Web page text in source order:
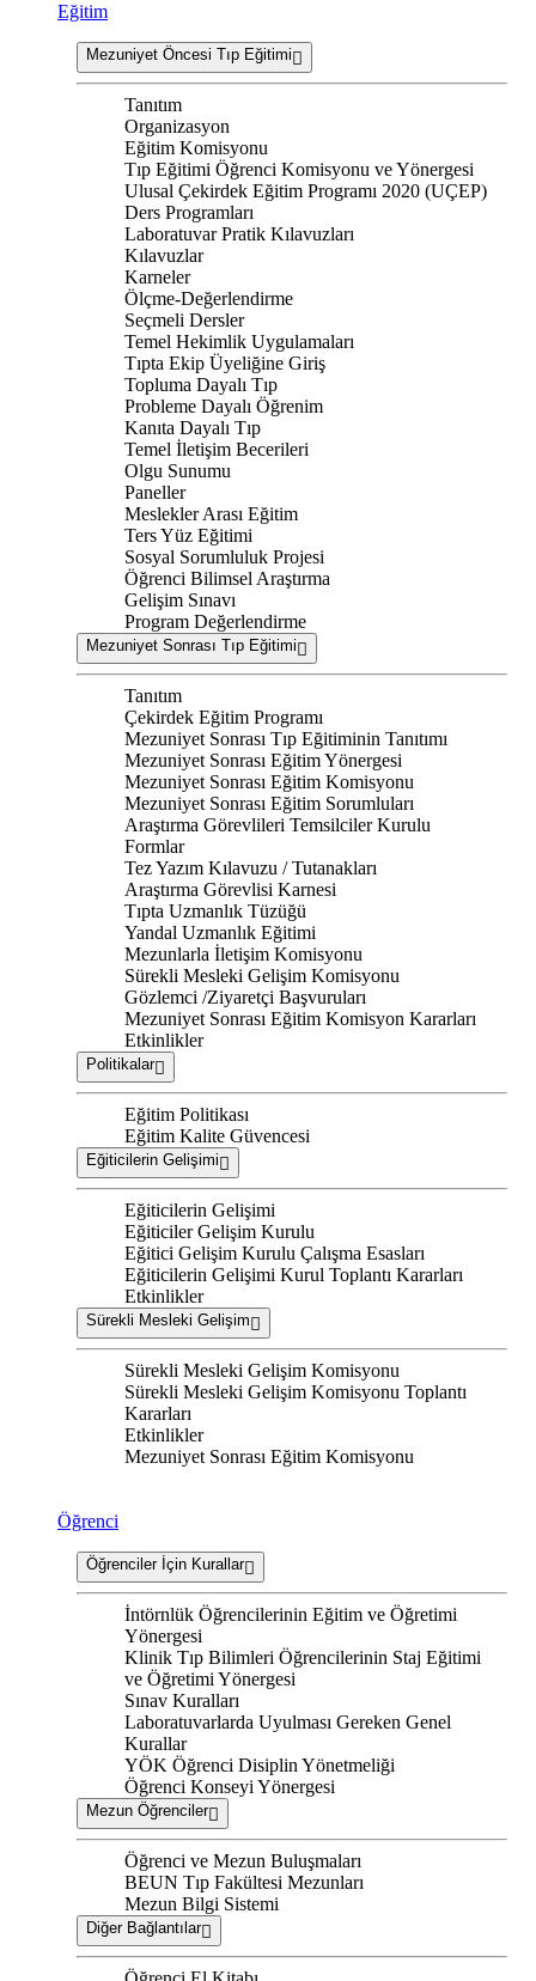
Eğitim
Mezuniyet Öncesi Tıp Eğitimi
Tanıtım
Organizasyon
Eğitim Komisyonu
Tıp Eğitimi Öğrenci Komisyonu ve Yönergesi
Ulusal Çekirdek Eğitim Programı 2020 (UÇEP)
Ders Programları
Laboratuvar Pratik Kılavuzları
Kılavuzlar
Karneler
Ölçme-Değerlendirme
Seçmeli Dersler
Temel Hekimlik Uygulamaları
Tıpta Ekip Üyeliğine Giriş
Topluma Dayalı Tıp
Probleme Dayalı Öğrenim
Kanıta Dayalı Tıp
Temel İletişim Becerileri
Olgu Sunumu
Paneller
Meslekler Arası Eğitim
Ters Yüz Eğitimi
Sosyal Sorumluluk Projesi
Öğrenci Bilimsel Araştırma
Gelişim Sınavı
Program Değerlendirme
Mezuniyet Sonrası Tıp Eğitimi
Tanıtım
Çekirdek Eğitim Programı
Mezuniyet Sonrası Tıp Eğitiminin Tanıtımı
Mezuniyet Sonrası Eğitim Yönergesi
Mezuniyet Sonrası Eğitim Komisyonu
Mezuniyet Sonrası Eğitim Sorumluları
Araştırma Görevlileri Temsilciler Kurulu
Formlar
Tez Yazım Kılavuzu / Tutanakları
Araştırma Görevlisi Karnesi
Tıpta Uzmanlık Tüzüğü
Yandal Uzmanlık Eğitimi
Mezunlarla İletişim Komisyonu
Sürekli Mesleki Gelişim Komisyonu
Gözlemci /Ziyaretçi Başvuruları
Mezuniyet Sonrası Eğitim Komisyon Kararları
Etkinlikler
Politikalar
Eğitim Politikası
Eğitim Kalite Güvencesi
Eğiticilerin Gelişimi
Eğiticilerin Gelişimi
Eğiticiler Gelişim Kurulu
Eğitici Gelişim Kurulu Çalışma Esasları
Eğiticilerin Gelişimi Kurul Toplantı Kararları
Etkinlikler
Sürekli Mesleki Gelişim
Sürekli Mesleki Gelişim Komisyonu
Sürekli Mesleki Gelişim Komisyonu Toplantı
Kararları
Etkinlikler
Mezuniyet Sonrası Eğitim Komisyonu
Öğrenci
Öğrenciler İçin Kurallar
İntörnlük Öğrencilerinin Eğitim ve Öğretimi
Yönergesi
Klinik Tıp Bilimleri Öğrencilerinin Staj Eğitimi
ve Öğretimi Yönergesi
Sınav Kuralları
Laboratuvarlarda Uyulması Gereken Genel
Kurallar
YÖK Öğrenci Disiplin Yönetmeliği
Öğrenci Konseyi Yönergesi
Mezun Öğrenciler
Öğrenci ve Mezun Buluşmaları
BEUN Tıp Fakültesi Mezunları
Mezun Bilgi Sistemi
Diğer Bağlantılar